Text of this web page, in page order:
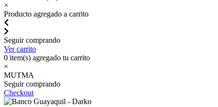
×
Producto agregado a carrito
Seguir comprando
Ver carrito
0 item(s) agregado tu carrito
×
MUTMA
Seguir comprando
Checkout